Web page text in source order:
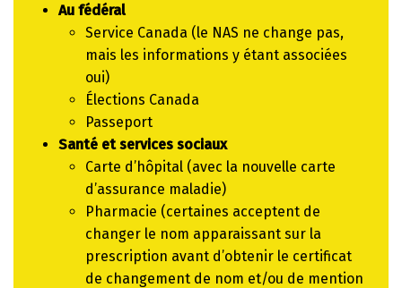
Au fédéral
Service Canada (le NAS ne change pas,
mais les informations y étant associées
oui)
Élections Canada
Passeport
Santé et services sociaux
Carte d’hôpital (avec la nouvelle carte
d’assurance maladie)
Pharmacie (certaines acceptent de
changer le nom apparaissant sur la
prescription avant d’obtenir le certificat
de changement de nom et/ou de mention